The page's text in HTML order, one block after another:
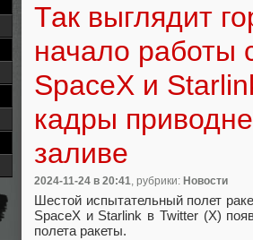
Так выглядит
начало работы
SpaceX и
кадры
заливе
2024-11-24 в 20:41 , рубрики: Новости
Шестой испытательный полет
SpaceX и Starlink в Twitter (X)
полета ракеты.